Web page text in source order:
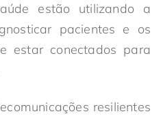
estão utilizando a
pacientes e os
estar conectados para
resilientes